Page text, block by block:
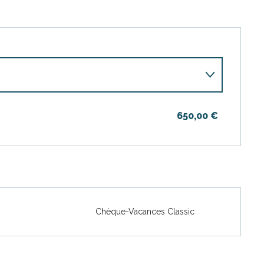
650,00 €
Chèque-Vacances Classic